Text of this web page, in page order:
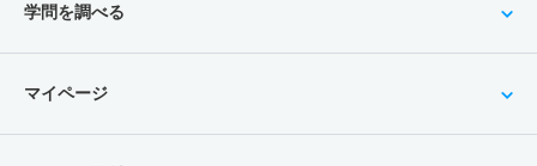
学問を調べる
マイページ